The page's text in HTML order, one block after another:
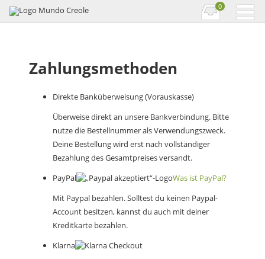
0
Zahlungsmethoden
Direkte Banküberweisung (Vorauskasse)
Überweise direkt an unsere Bankverbindung. Bitte
nutze die Bestellnummer als Verwendungszweck.
Deine Bestellung wird erst nach vollständiger
Bezahlung des Gesamtpreises versandt.
PayPal
Was ist PayPal?
Mit Paypal bezahlen. Solltest du keinen Paypal-
Account besitzen, kannst du auch mit deiner
Kreditkarte bezahlen.
Klarna